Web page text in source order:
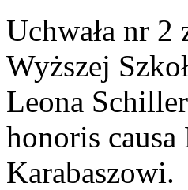
Uchwała nr 2
Wyższej
Leona
honoris
Karabaszowi.